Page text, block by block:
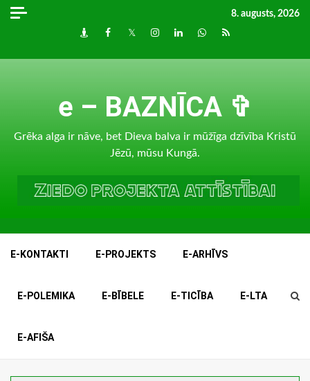
Skip
8. augusts, 2026
DraugiemFacebook
TwitterInstagram
LinkedInwhatsapp
RSS
e – BAZNĪCA ✞
Grēka alga ir nāve, bet Dieva balva ir mūžīga dzīvība Kristū
Jēzū, mūsu Kungā.
E-KONTAKTI E-PROJEKTS E-ARHĪVS
E-POLEMIKA E-BĪBELE E-TICĪBA E-LTA
E-AFIŠA